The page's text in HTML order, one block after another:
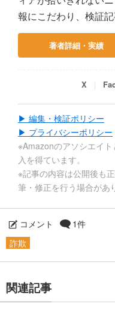
報にこだわり、検証記
著者詳細・実績
X
▶ 編集・検証ポリシー
▶ プライバシーポリシー
※Amazonのアソシエイ
入を得ています。
※記事の内容は公開後も
筆・修正を行う場合があ
コメント
1件
詐欺
関連記事